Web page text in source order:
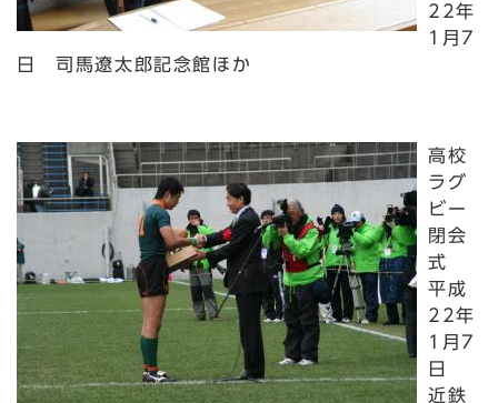
22年
1月7
日 司馬遼太郎記念館ほか
高校
ラグ
ビー
閉会
式
平成
22年
1月7
日
近鉄